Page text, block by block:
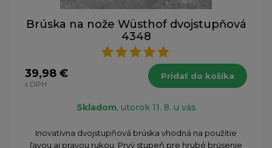
Brúska na nože Wüsthof dvojstupňová
4348
39,98 €
s DPH
Pridať do košíka
Skladom, utorok 11. 8. u vás
Inovatívna dvojstupňová brúska vhodná na použitie
ľavou aj pravou rukou. Prvý stupeň pre hrubé brúsenie